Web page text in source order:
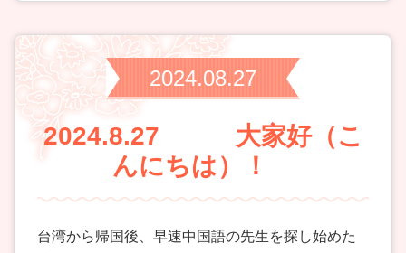
2024.08.27
2024.8.27 大家好（こ
んにちは）！
台湾から帰国後、早速中国語の先生を探し始めた